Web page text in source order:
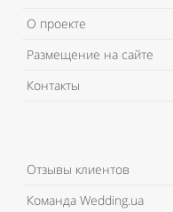
О проекте
Размещение на сайте
Контакты
Отзывы клиентов
Команда Wedding.ua